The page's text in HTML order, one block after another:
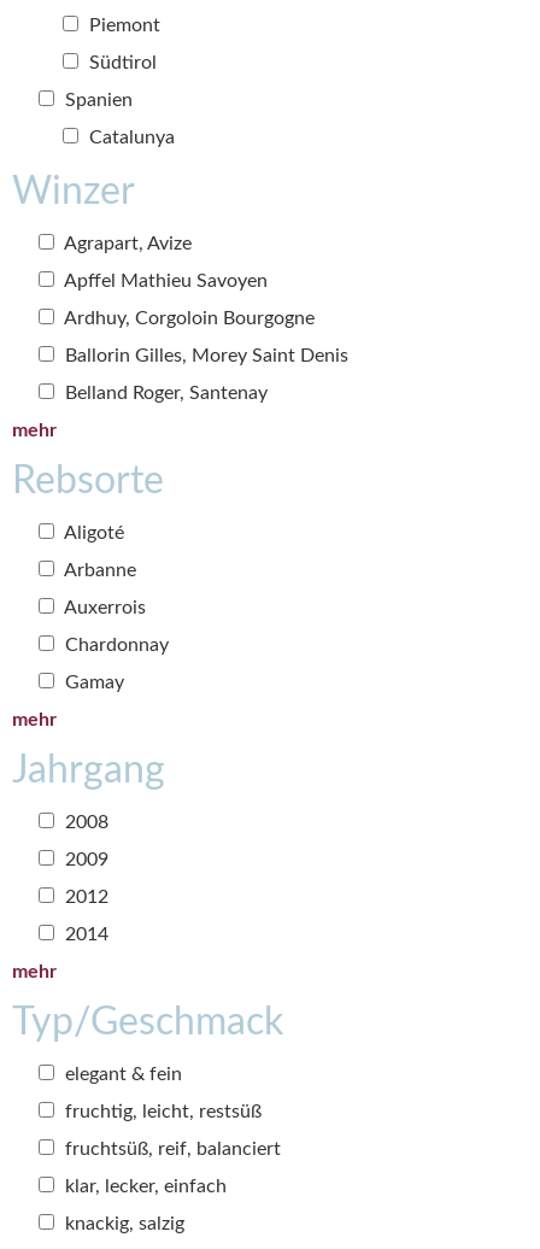
Piemont
Südtirol
Spanien
Catalunya
Winzer
Agrapart, Avize
Apffel Mathieu Savoyen
Ardhuy, Corgoloin Bourgogne
Ballorin Gilles, Morey Saint Denis
Belland Roger, Santenay
mehr
Rebsorte
Aligoté
Arbanne
Auxerrois
Chardonnay
Gamay
mehr
Jahrgang
2008
2009
2012
2014
mehr
Typ/Geschmack
elegant & fein
fruchtig, leicht, restsüß
fruchtsüß, reif, balanciert
klar, lecker, einfach
knackig, salzig